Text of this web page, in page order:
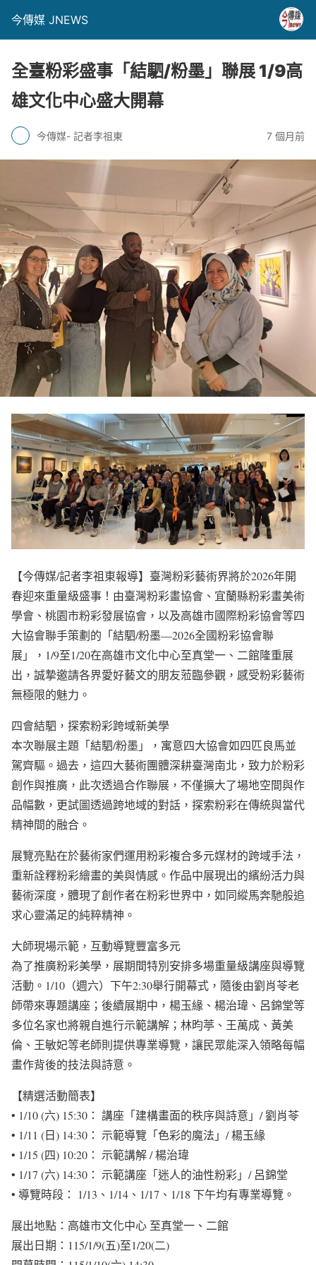
今傳媒 JNEWS
全臺粉彩盛事「結駟/粉墨」聯展 1/9高
雄文化中心盛大開幕
今傳媒- 記者李祖東 7 個月前
【今傳媒/記者李祖東報導】臺灣粉彩藝術界將於2026年開
春迎來重量級盛事！由臺灣粉彩畫協會、宜蘭縣粉彩畫美術
學會、桃園市粉彩發展協會，以及高雄市國際粉彩協會等四
大協會聯手策劃的「結駟/粉墨—2026全國粉彩協會聯
展」，1/9至1/20在高雄市文化中心至真堂一、二館隆重展
出，誠摯邀請各界愛好藝文的朋友蒞臨參觀，感受粉彩藝術
無極限的魅力。
四會結駟，探索粉彩跨域新美學
本次聯展主題「結駟/粉墨」，寓意四大協會如四匹良馬並
駕齊驅。過去，這四大藝術團體深耕臺灣南北，致力於粉彩
創作與推廣，此次透過合作聯展，不僅擴大了場地空間與作
品幅數，更試圖透過跨地域的對話，探索粉彩在傳統與當代
精神間的融合。
展覽亮點在於藝術家們運用粉彩複合多元媒材的跨域手法，
重新詮釋粉彩繪畫的美與情感。作品中展現出的繽紛活力與
藝術深度，體現了創作者在粉彩世界中，如同縱馬奔馳般追
求心靈滿足的純粹精神。
大師現場示範，互動導覽豐富多元
為了推廣粉彩美學，展期間特別安排多場重量級講座與導覽
活動。1/10（週六）下午2:30舉行開幕式，隨後由劉肖苓老
師帶來專題講座；後續展期中，楊玉緣、楊治瑋、呂錦堂等
多位名家也將親自進行示範講解；林昀葶、王萬成、黃美
倫、王敏妃等老師則提供專業導覽，讓民眾能深入領略每幅
畫作背後的技法與詩意。
【精選活動簡表】
• 1/10 (六) 15:30： 講座「建構畫面的秩序與詩意」/ 劉肖苓
• 1/11 (日) 14:30： 示範導覽「色彩的魔法」/ 楊玉緣
• 1/15 (四) 10:20： 示範講解 / 楊治瑋
• 1/17 (六) 14:30： 示範講座「迷人的油性粉彩」/ 呂錦堂
• 導覽時段： 1/13、1/14、1/17、1/18 下午均有專業導覽。
展出地點：高雄市文化中心 至真堂一、二館
展出日期：115/1/9(五)至1/20(二)